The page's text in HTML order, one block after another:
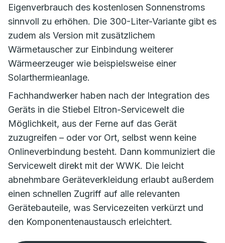
Eigenverbrauch des kostenlosen Sonnenstroms
sinnvoll zu erhöhen. Die 300-Liter-Variante gibt es
zudem als Version mit zusätzlichem
Wärmetauscher zur Einbindung weiterer
Wärmeerzeuger wie beispielsweise einer
Solarthermieanlage.
Fachhandwerker haben nach der Integration des
Geräts in die Stiebel Eltron-Servicewelt die
Möglichkeit, aus der Ferne auf das Gerät
zuzugreifen – oder vor Ort, selbst wenn keine
Onlineverbindung besteht. Dann kommuniziert die
Servicewelt direkt mit der WWK. Die leicht
abnehmbare Geräteverkleidung erlaubt außerdem
einen schnellen Zugriff auf alle relevanten
Gerätebauteile, was Servicezeiten verkürzt und
den Komponentenaustausch erleichtert.